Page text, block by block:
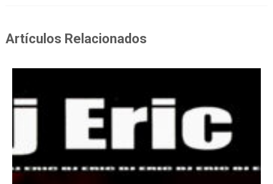
Artículos Relacionados